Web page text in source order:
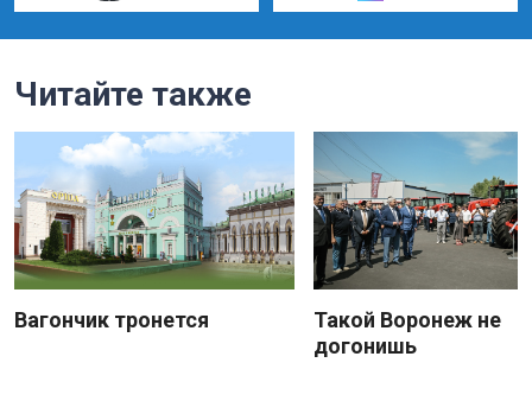
Читайте также
Вагончик тронется
Такой Воронеж не
догонишь